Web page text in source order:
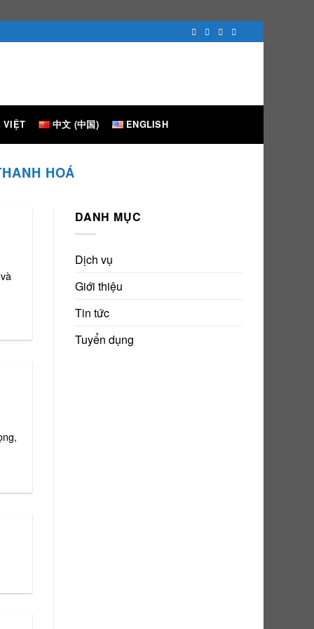
VIỆT 中文 (中国) ENGLISH
HOÁ
DANH MỤC
Dịch vụ
Giới thiệu
Tin tức
Tuyển dụng